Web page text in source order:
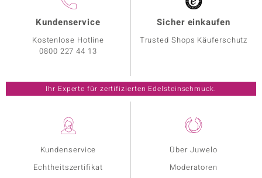
Kundenservice
Echtheitszertifikat
Über Juwelo
Moderatoren
Kundenservice
Kostenlose Hotline
0800 227 44 13
Sicher einkaufen
Trusted Shops Käuferschutz
Ihr Experte für zertifizierten Edelsteinschmuck.